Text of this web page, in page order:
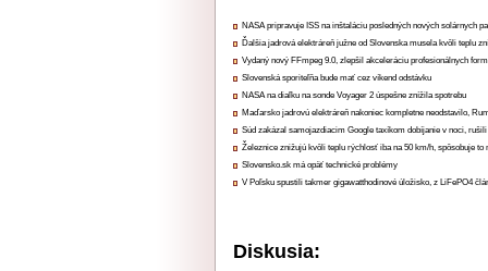
NASA pripravuje ISS na inštaláciu posledných nových solárnych
Ďalšia jadrová elektráreň južne od Slovenska musela kvôli teplu
Vydaný nový FFmpeg 9.0, zlepšil akceleráciu profesionálnych
Slovenská sporiteľňa bude mať cez víkend odstávku
NASA na diaľku na sonde Voyager 2 úspešne znížila spotrebu
Maďarsko jadrovú elektráreň nakoniec kompletne neodstavilo,
Súd zakázal samojazdiacim Google taxíkom dobíjanie v noci,
Železnice znižujú kvôli teplu rýchlosť iba na 50 km/h, spôsobuje to
Slovensko.sk má opäť technické problémy
V Poľsku spustili takmer gigawatthodinové úložisko, z LiFePO4
Diskusia: